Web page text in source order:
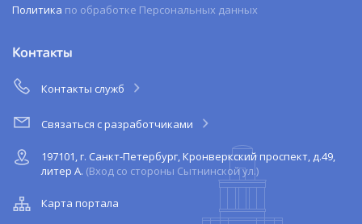
Политика по обработке Персональных данных
Контакты
Контакты служб
Связаться с разработчиками
197101, г. Санкт-Петербург, Кронверкский проспект, д.49,
литер А. (Вход со стороны Сытнинской ул.)
Карта портала